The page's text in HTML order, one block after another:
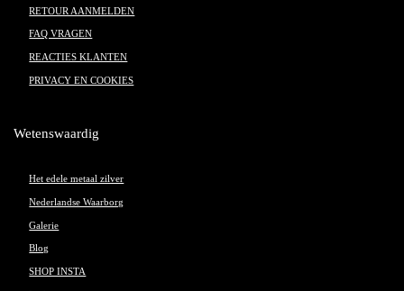
RETOUR AANMELDEN
FAQ VRAGEN
REACTIES KLANTEN
PRIVACY EN COOKIES
Wetenswaardig
Het edele metaal zilver
Nederlandse Waarborg
Galerie
Blog
SHOP INSTA